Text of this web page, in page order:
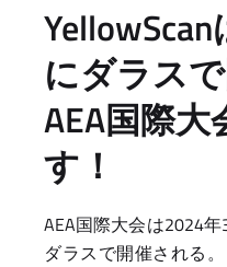
にダラス
AEA国際
す！
AEA国際大会は2024
ダラスで開催される。